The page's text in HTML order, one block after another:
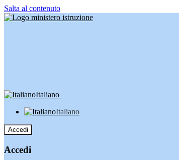
Salta al contenuto
Italiano
Italiano
Accedi
Accedi